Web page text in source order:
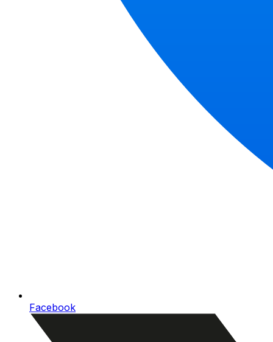
Facebook